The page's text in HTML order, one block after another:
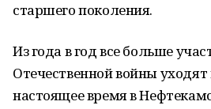
старшего поколения.
Из года в год все больше
Отечественной войны уходят
настоящее время в